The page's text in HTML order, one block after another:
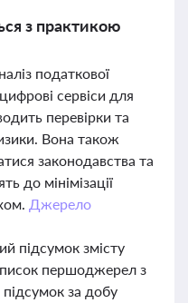
з практикою
податкової
сервіси для
перевірки та
Вона також
законодавства та
до мінімізації
Джерело
підсумок змісту
першоджерел з
за добу